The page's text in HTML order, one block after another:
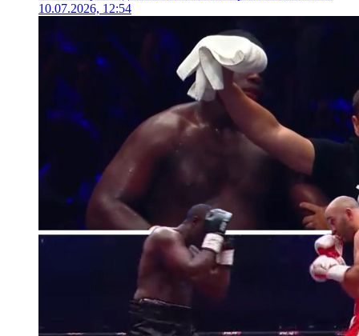
10.07.2026, 12:54